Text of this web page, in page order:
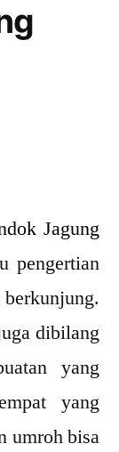
Jagung
pengertian
dibilang
yang
yang
umroh bisa